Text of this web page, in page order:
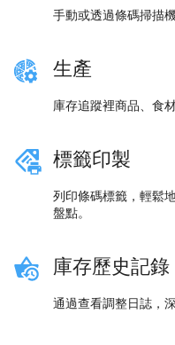
手動或透過條碼掃描
生產
庫存追蹤裡商品、食
標籤印製
列印條碼標籤，輕鬆
盤點。
庫存歷史記錄
通過查看調整日誌，